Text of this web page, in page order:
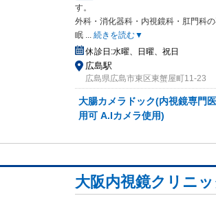
す。
外科・消化器科・内視鏡科・肛門科
眠 ... 続きを読む▼
休診日:水曜、日曜、祝日
広島駅
広島県広島市東区東蟹屋町11-23
大腸カメラドック(内視鏡専門
用可 A.Iカメラ使用)
大阪内視鏡クリニッ